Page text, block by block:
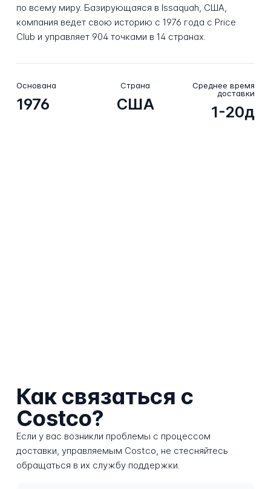
по всему миру. Базирующаяся в Issaquah, США,
компания ведет свою историю с 1976 года с Price
Club и управляет 904 точками в 14 странах.
Основана
1976
Страна
США
Среднее время
доставки
1-20д
Как связаться с
Costco?
Если у вас возникли проблемы с процессом
доставки, управляемым Costco, не стесняйтесь
обращаться в их службу поддержки.